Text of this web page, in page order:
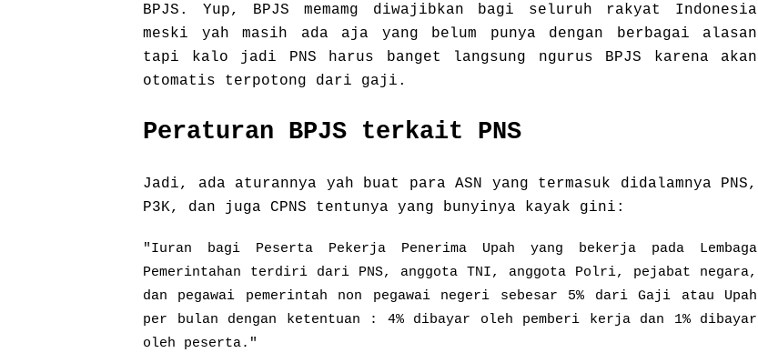
BPJS. Yup, BPJS memamg diwajibkan bagi seluruh rakyat Indonesia
meski yah masih ada aja yang belum punya dengan berbagai alasan
tapi kalo jadi PNS harus banget langsung ngurus BPJS karena akan
otomatis terpotong dari gaji.
Peraturan BPJS terkait PNS
Jadi, ada aturannya yah buat para ASN yang termasuk didalamnya PNS,
P3K, dan juga CPNS tentunya yang bunyinya kayak gini:
"Iuran bagi Peserta Pekerja Penerima Upah yang bekerja pada Lembaga
Pemerintahan terdiri dari PNS, anggota TNI, anggota Polri, pejabat negara,
dan pegawai pemerintah non pegawai negeri sebesar 5% dari Gaji atau Upah
per bulan dengan ketentuan : 4% dibayar oleh pemberi kerja dan 1% dibayar
oleh peserta."